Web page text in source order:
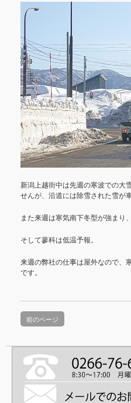
新潟上越街中は先週の寒波での大
せんが、沿道には除雪された雪が
また来週は寒気南下冬型が強まり
そして蓼科は低温予報。
来週の弊社の仕事は屋外なので、
です。
前のページ